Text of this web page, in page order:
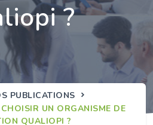
?
PUBLICATIONS
UN ORGANISME DE
QUALIOPI ?